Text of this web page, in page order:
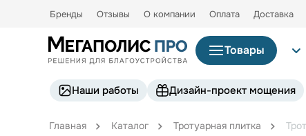
Бренды Отзывы О компании Оплата Доставка
Товары
Наши работы Дизайн-проект мощения
Главная Каталог Тротуарная плитка